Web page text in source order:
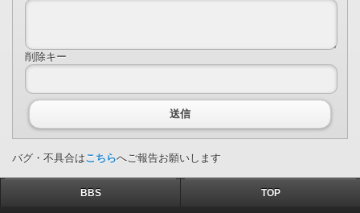
削除キー
送信
バグ・不具合はこちらへご報告お願いします
BBS TOP